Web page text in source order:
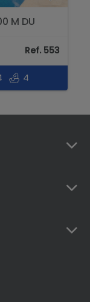
M DU
Ref. 553
4